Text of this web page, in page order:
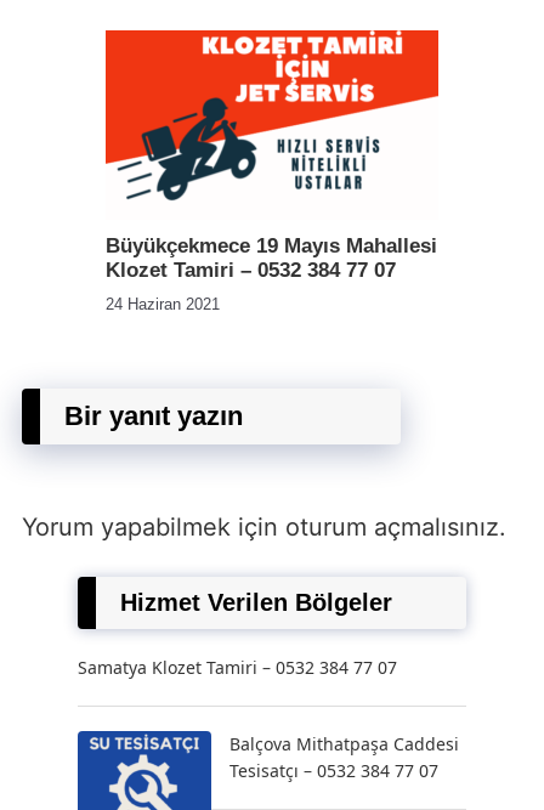
Büyükçekmece 19 Mayıs Mahallesi
Klozet Tamiri – 0532 384 77 07
24 Haziran 2021
Bir yanıt yazın
Yorum yapabilmek için oturum açmalısınız.
Hizmet Verilen Bölgeler
Samatya Klozet Tamiri – 0532 384 77 07
Balçova Mithatpaşa Caddesi
Tesisatçı – 0532 384 77 07